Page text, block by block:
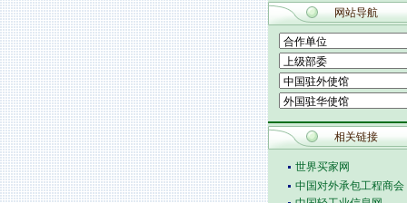
网站导航
相关链接
世界买家网
中国对外承包工程商会